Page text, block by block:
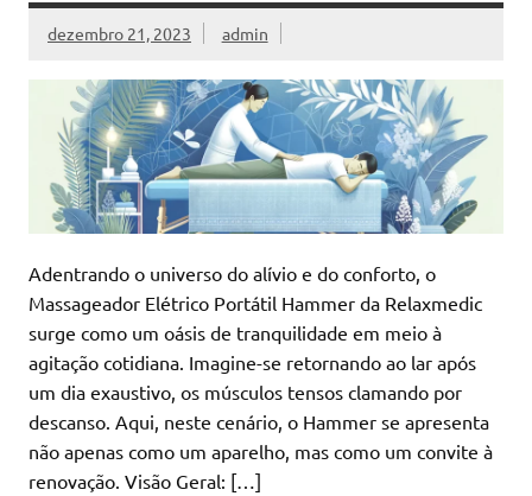
dezembro 21, 2023 admin
Adentrando o universo do alívio e do conforto, o
Massageador Elétrico Portátil Hammer da Relaxmedic
surge como um oásis de tranquilidade em meio à
agitação cotidiana. Imagine-se retornando ao lar após
um dia exaustivo, os músculos tensos clamando por
descanso. Aqui, neste cenário, o Hammer se apresenta
não apenas como um aparelho, mas como um convite à
renovação. Visão Geral: […]